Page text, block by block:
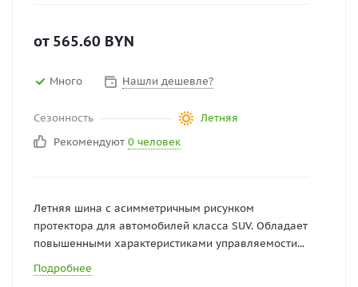
от 565.60 BYN
Много Нашли дешевле?
Сезонность
Летняя
Рекомендуют 0 человек
Летняя шина с асимметричным рисунком
протектора для автомобилей класса SUV. Обладает
повышенными характеристиками управляемости...
Подробнее